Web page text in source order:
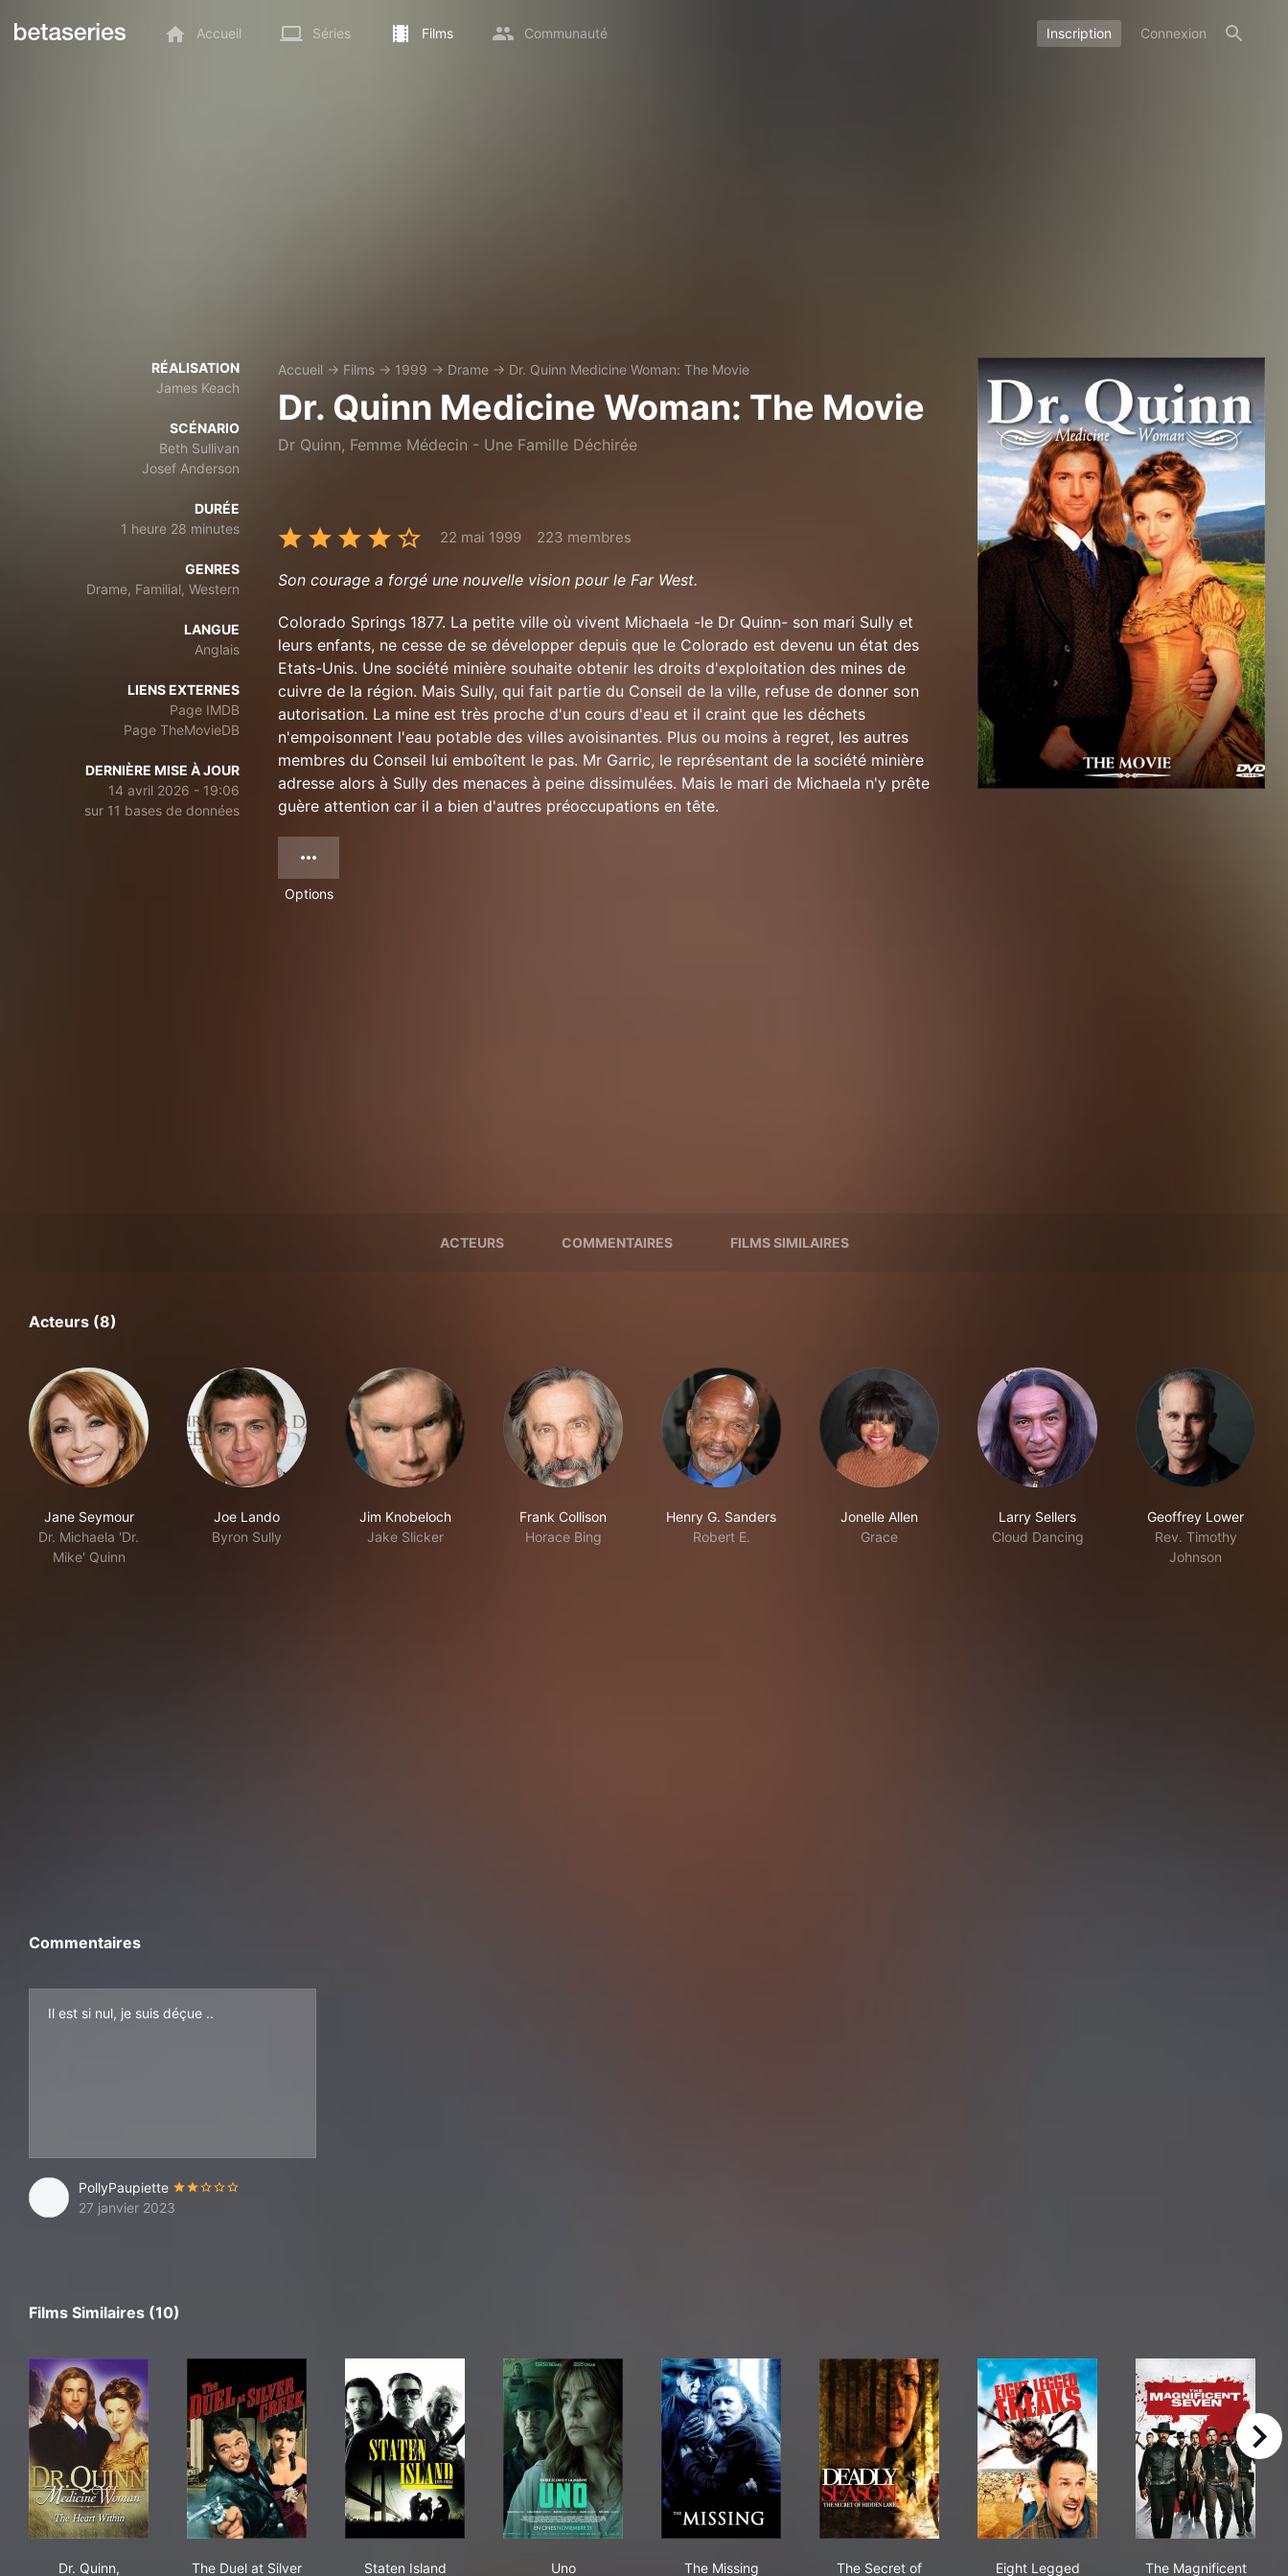
Accueil Séries Films Communauté Inscription Connexion
RÉALISATION
James Keach
SCÉNARIO
Beth Sullivan
Josef Anderson
DURÉE
1 heure 28 minutes
GENRES
Drame, Familial, Western
LANGUE
Anglais
LIENS EXTERNES
Page IMDB
Page TheMovieDB
DERNIÈRE MISE À JOUR
14 avril 2026 - 19:06
sur 11 bases de données
Accueil → Films → 1999 → Drame → Dr. Quinn Medicine Woman: The Movie
Dr. Quinn Medicine Woman: The Movie
Dr Quinn, Femme Médecin - Une Famille Déchirée
22 mai 1999 223 membres
Son courage a forgé une nouvelle vision pour le Far West.
Colorado Springs 1877. La petite ville où vivent Michaela -le Dr Quinn- son mari Sully et
leurs enfants, ne cesse de se développer depuis que le Colorado est devenu un état des
Etats-Unis. Une société minière souhaite obtenir les droits d'exploitation des mines de
cuivre de la région. Mais Sully, qui fait partie du Conseil de la ville, refuse de donner son
autorisation. La mine est très proche d'un cours d'eau et il craint que les déchets
n'empoisonnent l'eau potable des villes avoisinantes. Plus ou moins à regret, les autres
membres du Conseil lui emboîtent le pas. Mr Garric, le représentant de la société minière
adresse alors à Sully des menaces à peine dissimulées. Mais le mari de Michaela n'y prête
guère attention car il a bien d'autres préoccupations en tête.
Options
ACTEURS COMMENTAIRES FILMS SIMILAIRES
Acteurs (8)
Jane Seymour
Dr. Michaela 'Dr.
Mike' Quinn
Joe Lando
Byron Sully
Jim Knobeloch
Jake Slicker
Frank Collison
Horace Bing
Henry G. Sanders
Robert E.
Jonelle Allen
Grace
Larry Sellers
Cloud Dancing
Geoffrey Lower
Rev. Timothy
Johnson
Commentaires
Il est si nul, je suis déçue ..
PollyPaupiette
27 janvier 2023
Films Similaires (10)
Dr. Quinn,
The Duel at Silver
Staten Island
Uno
The Missing
The Secret of
Eight Legged
The Magnificent
right